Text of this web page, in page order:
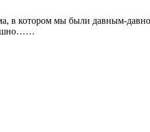
в котором мы были давным-